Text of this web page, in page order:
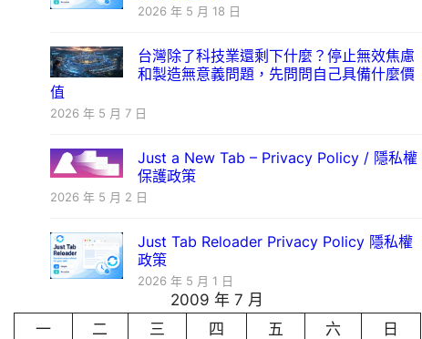
2026 年 5 月 18 日
台灣除了科技業還剩下什麼？停止無效焦慮
和製造無意義問題，先問問自己具備什麼價
值
2026 年 5 月 7 日
Just a New Tab – Privacy Policy / 隱私權
保護政策
2026 年 5 月 2 日
Just Tab Reloader Privacy Policy 隱私權
政策
2026 年 5 月 1 日
2009 年 7 月
一
二 三 四 五 六
日